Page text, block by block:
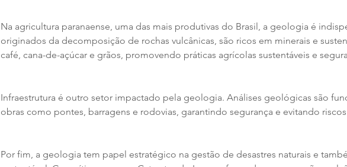
Na agricultura paranaense, uma das mais produtivas do Brasil, a geologia é
originados da decomposição de rochas vulcânicas, são ricos em minerais e
café, cana-de-açúcar e grãos, promovendo práticas agrícolas sustentáveis e
Infraestrutura é outro setor impactado pela geologia. Análises geológicas são
obras como pontes, barragens e rodovias, garantindo segurança e evitando
Por fim, a geologia tem papel estratégico na gestão de desastres naturais e